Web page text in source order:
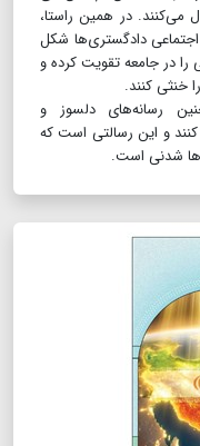
می‌کنند. در همین راستا،
دادگستری‌ها شکل
را در جامعه تقویت کرده و
خنثی کنند.
رسانه‌های دلسوز و
و این رسالتی است که
شدنی است.